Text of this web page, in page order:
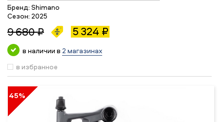
Бренд: Shimano
Сезон: 2025
9 680 ₽ 5 324 ₽
в наличии в 2 магазинах
в избранное
45%